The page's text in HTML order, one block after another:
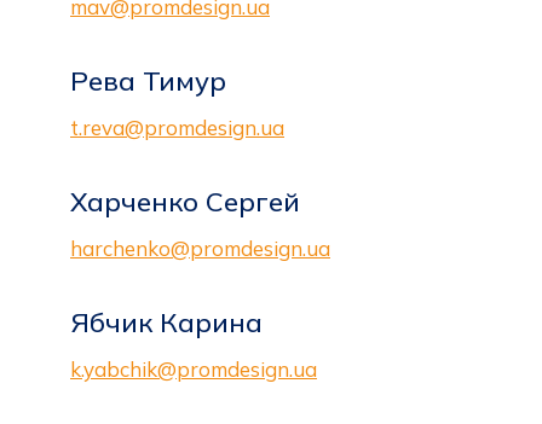
mav@promdesign.ua
Рева Тимур
t.reva@promdesign.ua
Харченко Сергей
harchenko@promdesign.ua
Ябчик Карина
k.yabchik@promdesign.ua